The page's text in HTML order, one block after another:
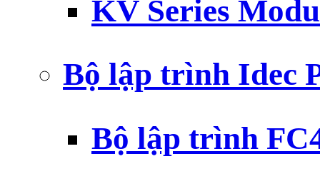
KV Series
Bộ lập trình Idec
Bộ lập trình